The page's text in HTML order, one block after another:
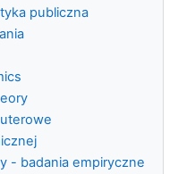
publiczna
- badania empiryczne